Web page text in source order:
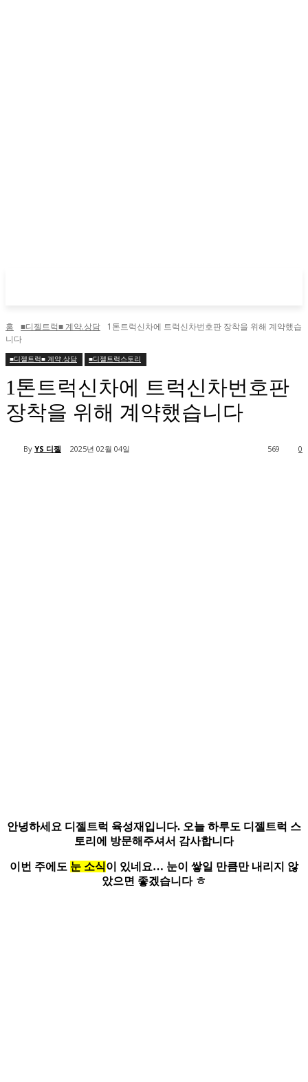
홈 ■디젤트럭■ 계약.상담
1톤트럭신차에 트럭신차번호판 장착을 위해 계약했습
니다
■디젤트럭■ 계약.상담 ■디젤트럭스토리
1톤트럭신차에 트럭신차번호판
장착을 위해 계약했습니다
By YS 디젤 2025년 02월 04일 0
569
안녕하세요 디젤트럭 육성재 입니다. 오늘 하루도 디젤트럭 스
토리에 방문해주셔서 감사합니다
이번 주에도 눈 소식이 있네요… 눈이 쌓일 만큼만 내리지 않
았으면 좋겠습니다 ㅎ